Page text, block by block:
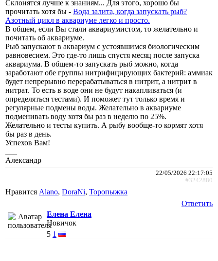
Склонятся лучше к знаниям... Для этого, хорошо бы
прочитать хотя бы - Вода залита, когда запускать рыб?
Азотный цикл в аквариуме легко и просто.
В общем, если Вы стали аквариумистом, то желательно и
почитать об аквариуме.
Рыб запускают в аквариум с устоявшимся биологическим
равновесием. Это где-то лишь спустя месяц после запуска
аквариума. В общем-то запускать рыб можно, когда
заработают обе группы нитрифицирующих бактерий: аммиак
будет непрерывно перерабатываться в нитрит, а нитрит в
нитрат. То есть в воде они не будут накапливаться (и
определяться тестами). И поможет тут только время и
регулярные подмены воды. Желательно в аквариуме
подменивать воду хотя бы раз в неделю по 25%.
Желательно и тесты купить. А рыбу вообще-то кормят хотя
бы раз в день.
Успехов Вам!
Александр
22/05/2026 22:17:05
#3242880
Нравится Alano, DoraNi, Торопыжка
Ответить
Елена Елена
Новичок
5 1